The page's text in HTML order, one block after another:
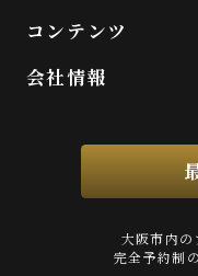
コンテンツ
会社情報
大阪市内の
完全予約制